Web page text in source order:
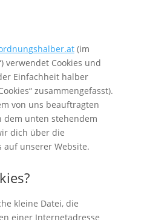
(im
verwendet Cookies und
Einfachheit halber
zusammengefasst).
von uns beauftragten
unten stehendem
dich über die
auf unserer Website.
kleine Datei, die
einer Internetadresse